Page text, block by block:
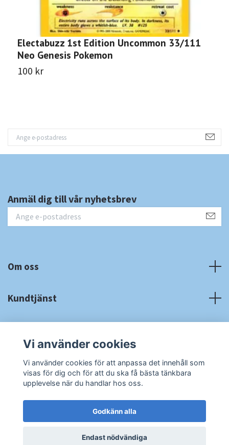
Electabuzz 1st Edition Uncommon 33/111
Neo Genesis Pokemon
100 kr
Anmäl dig till vår nyhetsbrev
Om oss
Kundtjänst
Sociala medier
© 2026 RA CardshopPowered by Quickbutik
Vi använder cookies
Vi använder cookies för att anpassa det innehåll som
visas för dig och för att du ska få bästa tänkbara
upplevelse när du handlar hos oss.
Godkänn alla
Endast nödvändiga